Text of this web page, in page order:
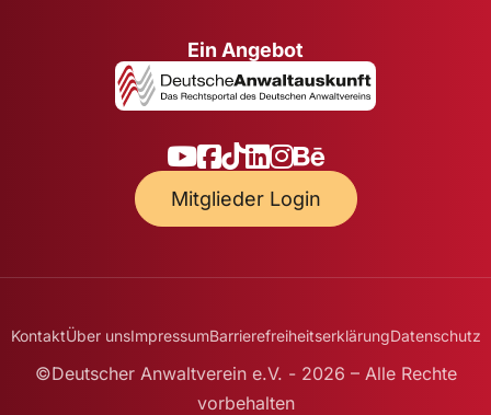
Ein Angebot
Mitglieder Login
KontaktÜber unsImpressumBarrierefreiheitserklärungDatenschutz
©Deutscher Anwaltverein e.V. - 2026 – Alle Rechte
vorbehalten